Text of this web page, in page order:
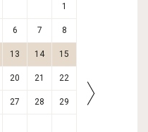
1
6 7 8
13 14 15
20 21 22
27 28 29